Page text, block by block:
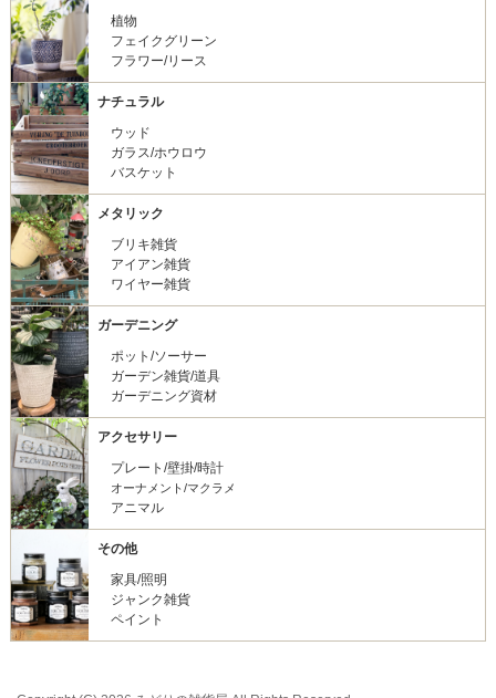
植物
フェイクグリーン
フラワー/リース
ナチュラル
ウッド
ガラス/ホウロウ
バスケット
メタリック
ブリキ雑貨
アイアン雑貨
ワイヤー雑貨
ガーデニング
ポット/ソーサー
ガーデン雑貨/道具
ガーデニング資材
アクセサリー
プレート/壁掛/時計
オーナメント/マクラメ
アニマル
その他
家具/照明
ジャンク雑貨
ペイント